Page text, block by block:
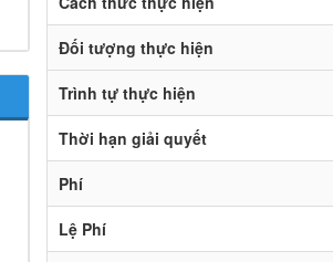
Đối tượng thực hiện
Trình tự thực hiện
Thời hạn giải quyết
Phí
Lệ Phí